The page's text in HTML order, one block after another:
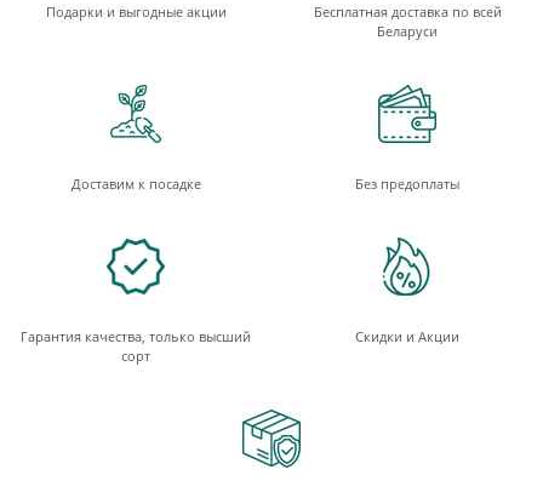
Подарки и выгодные акции
Бесплатная доставка по всей
Беларуси
Доставим к посадке Без предоплаты
Гарантия качества, только высший
сорт
Скидки и Акции